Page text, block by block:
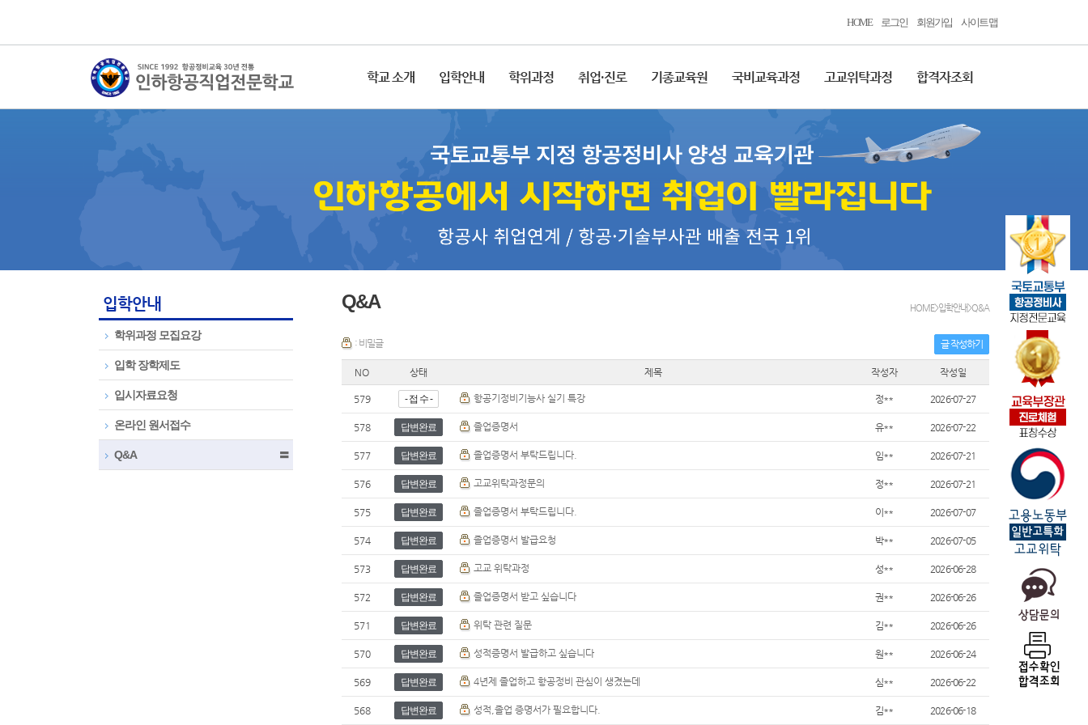
HOME 로그인 회원가입 사이트맵
학교 소개 입학안내 학위과정 취업·진로 기종교육원 국비교육과정 고교위탁과정 합격자조회
입학안내
학위과정 모집요강
입학 장학제도
입시자료요청
온라인 원서접수
Q&A 〓
Q&A HOME>입학안내>Q&A
: 비밀글 글 작성하기
NO 상태 제목 작성자 작성일
579 - 접 수 - 항공기정비기능사 실기 특강 정** 2026-07-27
578 답변완료 졸업증명서 유** 2026-07-22
577 답변완료 졸업증명서 부탁드립니다. 임** 2026-07-21
576 답변완료 고교위탁과정문의 정** 2026-07-21
575 답변완료 졸업증명서 부탁드립니다. 이** 2026-07-07
574 답변완료 졸업증명서 발급요청 박** 2026-07-05
573 답변완료 고교 위탁과정 성** 2026-06-28
572 답변완료 졸업증명서 받고 싶습니다 권** 2026-06-26
571 답변완료 위탁 관련 질문 김** 2026-06-26
570 답변완료 성적증명서 발급하고 싶습니다 원** 2026-06-24
569 답변완료 4년제 졸업하고 항공정비 관심이 생겼는데 심** 2026-06-22
568 답변완료 성적,졸업 증명서가 필요합니다. 김** 2026-06-18